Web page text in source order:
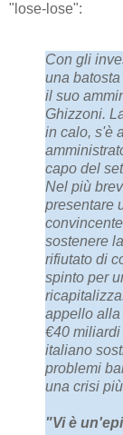
"lose-lose":
Con gli
una
il suo
Ghizzoni.
in calo, s'è
capo del
Nel più
presentare
sostenere
rifiutato di
spinto per
appello alla
€40
italiano
problemi
una crisi
"Vi è